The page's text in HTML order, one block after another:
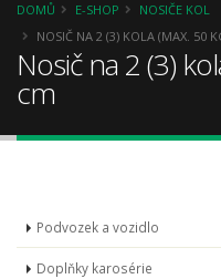
DOMŮ E-SHOP
NOSIČE KOL
NOSIČ NA 2 (3) KOLA (MAX. 50
Nosič na 2 (3)
cm
Podvozek a vozidlo
Doplňky karosérie